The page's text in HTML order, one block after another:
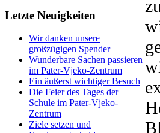
Letzte Neuigkeiten
Wir danken unsere
großzügigen Spender
Wunderbare Sachen passieren
im Pater-Vjeko-Zentrum
Ein äußerst wichtiger Besuch
Die Feier des Tages der
Schule im Pater-Vjeko-
Zentrum
Ziele setzen und